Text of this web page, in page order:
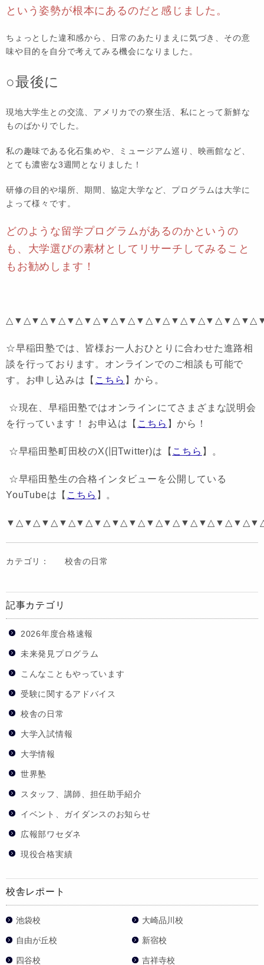
という姿勢が根本にあるのだと感じました。
ちょっとした違和感から、日常のあたりまえに気づき、その意
味や目的を自分で考えてみる機会になりました。
○最後に
現地大学生との交流、アメリカでの寮生活、私にとって新鮮な
ものばかりでした。
私の趣味である化石集めや、ミュージアム巡り、映画館など、
とても濃密な3週間となりました！
研修の目的や場所、期間、協定大学など、プログラムは大学に
よって様々です。
どのような留学プログラムがあるのかというの
も、大学選びの素材としてリサーチしてみること
もお勧めします！
☆早稲田塾では、皆様お一人おひとりに合わせた進路相
談を行っております。オンラインでのご相談も可能で
す。お申し込みは【 こちら 】から。
☆現在、早稲田塾ではオンラインにてさまざまな説明会
を行っています！ お申込は【 こちら 】から！
☆早稲田塾町田校のX(旧Twitter)は【 こちら 】。
☆早稲田塾生の合格インタビューを公開している
YouTubeは【 こちら 】。
カテゴリ： 校舎の日常
記事カテゴリ
2026年度合格速報
未来発見プログラム
こんなこともやっています
受験に関するアドバイス
校舎の日常
大学入試情報
大学情報
世界塾
スタッフ、講師、担任助手紹介
イベント、ガイダンスのお知らせ
広報部ワセダネ
現役合格実績
校舎レポート
池袋校 大崎品川校
自由が丘校 新宿校
四谷校 吉祥寺校